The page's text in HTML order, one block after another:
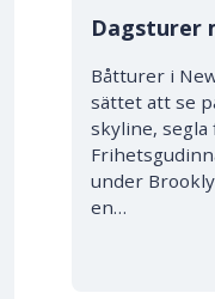
Dagsturer
Båtturer i
sättet att se
skyline,
under
en…